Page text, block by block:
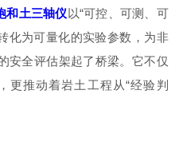
和土三轴仪以“可控、可测、可
化为可量化的实验参数，为非
安全评估架起了桥梁。它不仅
更推动着岩土工程从“经验判